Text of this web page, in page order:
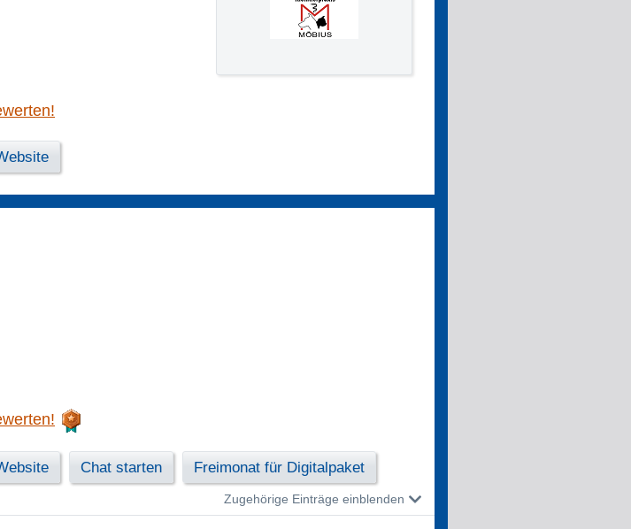
Chat starten Freimonat für Digitalpaket
Zugehörige Einträge einblenden